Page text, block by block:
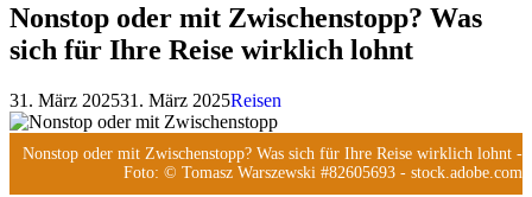
Nonstop oder mit Zwischenstopp? Was
sich für Ihre Reise wirklich lohnt
31. März 202531. März 2025Reisen
Nonstop oder mit Zwischenstopp? Was sich für Ihre Reise wirklich lohnt -
Foto: © Tomasz Warszewski #82605693 - stock.adobe.com